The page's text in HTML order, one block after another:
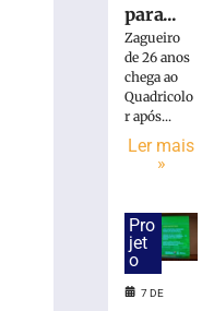
Trecho
Avenida
Arno
interdição
nesta
sexta-
para...
Zagueiro
de 26 anos
chega ao
Quadricolo
r após...
Ler mais
»
Pro
jet
o
7 DE